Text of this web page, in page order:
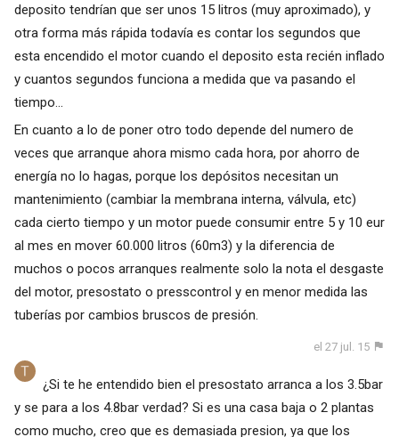
deposito tendrían que ser unos 15 litros (muy aproximado), y
otra forma más rápida todavía es contar los segundos que
esta encendido el motor cuando el deposito esta recién inflado
y cuantos segundos funciona a medida que va pasando el
tiempo...
En cuanto a lo de poner otro todo depende del numero de
veces que arranque ahora mismo cada hora, por ahorro de
energía no lo hagas, porque los depósitos necesitan un
mantenimiento (cambiar la membrana interna, válvula, etc)
cada cierto tiempo y un motor puede consumir entre 5 y 10 eur
al mes en mover 60.000 litros (60m3) y la diferencia de
muchos o pocos arranques realmente solo la nota el desgaste
del motor, presostato o presscontrol y en menor medida las
tuberías por cambios bruscos de presión.
el 27 jul. 15
¿Si te he entendido bien el presostato arranca a los 3.5bar
y se para a los 4.8bar verdad? Si es una casa baja o 2 plantas
como mucho, creo que es demasiada presion, ya que los